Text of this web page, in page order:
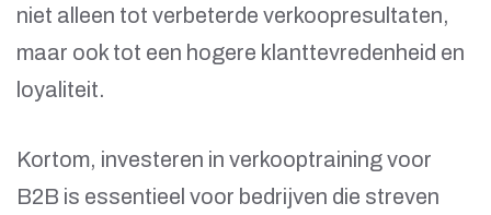
niet alleen tot verbeterde verkoopresultaten,
maar ook tot een hogere klanttevredenheid en
loyaliteit.
Kortom, investeren in verkooptraining voor
B2B is essentieel voor bedrijven die streven